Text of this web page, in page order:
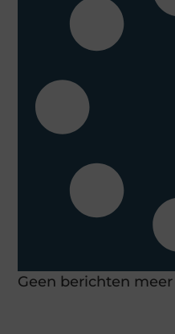
Geen berichten